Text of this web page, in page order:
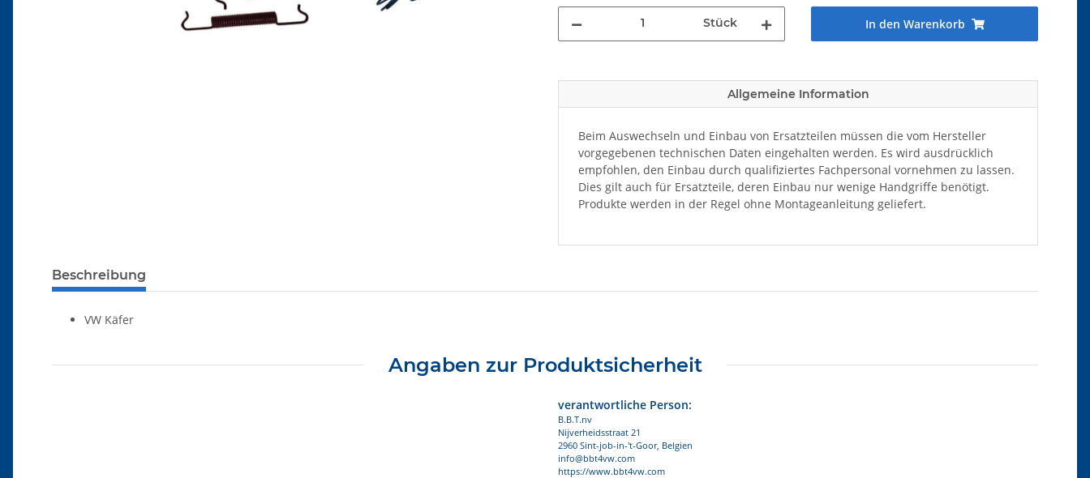
Stück In den Warenkorb
Allgemeine Information
Beim Auswechseln und Einbau von Ersatzteilen müssen die vom Hersteller
vorgegebenen technischen Daten eingehalten werden. Es wird ausdrücklich
empfohlen, den Einbau durch qualifiziertes Fachpersonal vornehmen zu lassen.
Dies gilt auch für Ersatzteile, deren Einbau nur wenige Handgriffe benötigt.
Produkte werden in der Regel ohne Montageanleitung geliefert.
Beschreibung
VW Käfer
Angaben zur Produktsicherheit
verantwortliche Person:
B.B.T.nv
Nijverheidsstraat 21
2960 Sint-job-in-'t-Goor, Belgien
info@bbt4vw.com
https://www.bbt4vw.com